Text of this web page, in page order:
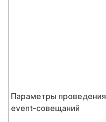
Параметры проведения
event-совещаний